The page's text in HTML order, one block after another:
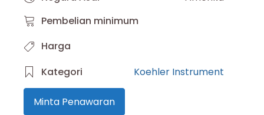
Pembelian minimum
Harga
Kategori
Koehler Instrument
Minta Penawaran